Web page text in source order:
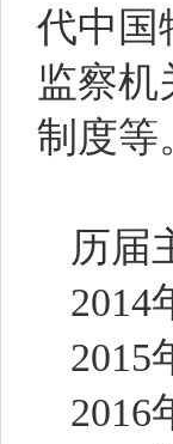
代中国
监察机
制度等
历届
2014
2015
2016